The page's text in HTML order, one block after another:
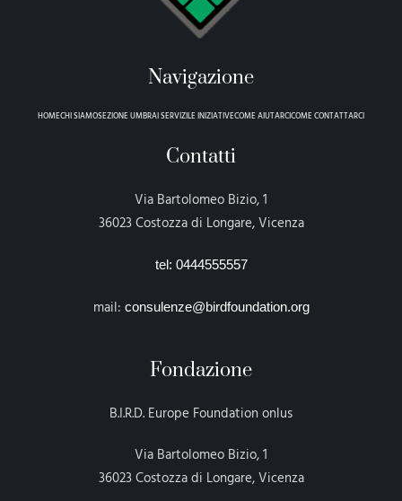
Navigazione
HOMECHI SIAMOSEZIONE UMBRAI SERVIZILE INIZIATIVECOME AIUTARCICOME CONTATTARCI
Contatti
Via Bartolomeo Bizio, 1
36023 Costozza di Longare, Vicenza
tel: 0444555557
mail: consulenze@birdfoundation.org
Fondazione
B.I.R.D. Europe Foundation onlus
Via Bartolomeo Bizio, 1
36023 Costozza di Longare, Vicenza